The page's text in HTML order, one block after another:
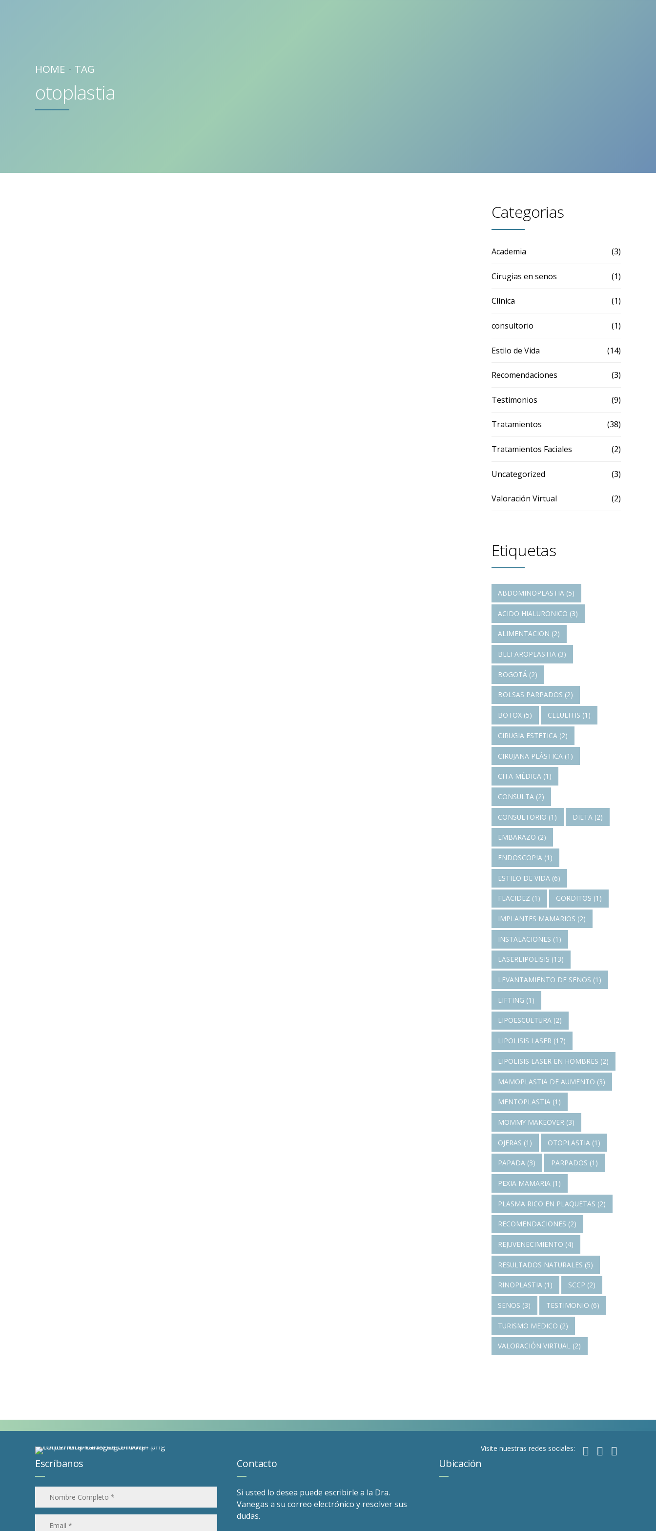
HOME TAG
otoplastia
Categorias
Academia (3)
Cirugias en senos (1)
Clínica (1)
consultorio (1)
Estilo de Vida (14)
Recomendaciones (3)
Testimonios (9)
Tratamientos (38)
Tratamientos Faciales (2)
Uncategorized (3)
Valoración Virtual (2)
Etiquetas
ABDOMINOPLASTIA (5)
ACIDO HIALURONICO (3)
ALIMENTACION (2)
BLEFAROPLASTIA (3)
BOGOTÁ (2)
BOLSAS PARPADOS (2)
BOTOX (5) CELULITIS (1)
CIRUGIA ESTETICA (2)
CIRUJANA PLÁSTICA (1)
CITA MÉDICA (1)
CONSULTA (2)
CONSULTORIO (1) DIETA (2)
EMBARAZO (2)
ENDOSCOPIA (1)
ESTILO DE VIDA (6)
FLACIDEZ (1) GORDITOS (1)
IMPLANTES MAMARIOS (2)
INSTALACIONES (1)
LASERLIPOLISIS (13)
LEVANTAMIENTO DE SENOS (1)
LIFTING (1)
LIPOESCULTURA (2)
LIPOLISIS LASER (17)
LIPOLISIS LASER EN HOMBRES (2)
MAMOPLASTIA DE AUMENTO (3)
MENTOPLASTIA (1)
MOMMY MAKEOVER (3)
OJERAS (1) OTOPLASTIA (1)
PAPADA (3) PARPADOS (1)
PEXIA MAMARIA (1)
PLASMA RICO EN PLAQUETAS (2)
RECOMENDACIONES (2)
REJUVENECIMIENTO (4)
RESULTADOS NATURALES (5)
RINOPLASTIA (1) SCCP (2)
SENOS (3) TESTIMONIO (6)
TURISMO MEDICO (2)
VALORACIÓN VIRTUAL (2)
Visite nuestras redes sociales:
Escríbanos Contacto
Si usted lo desea puede escribirle a la Dra.
Vanegas a su correo electrónico y resolver sus
dudas.
Ubicación